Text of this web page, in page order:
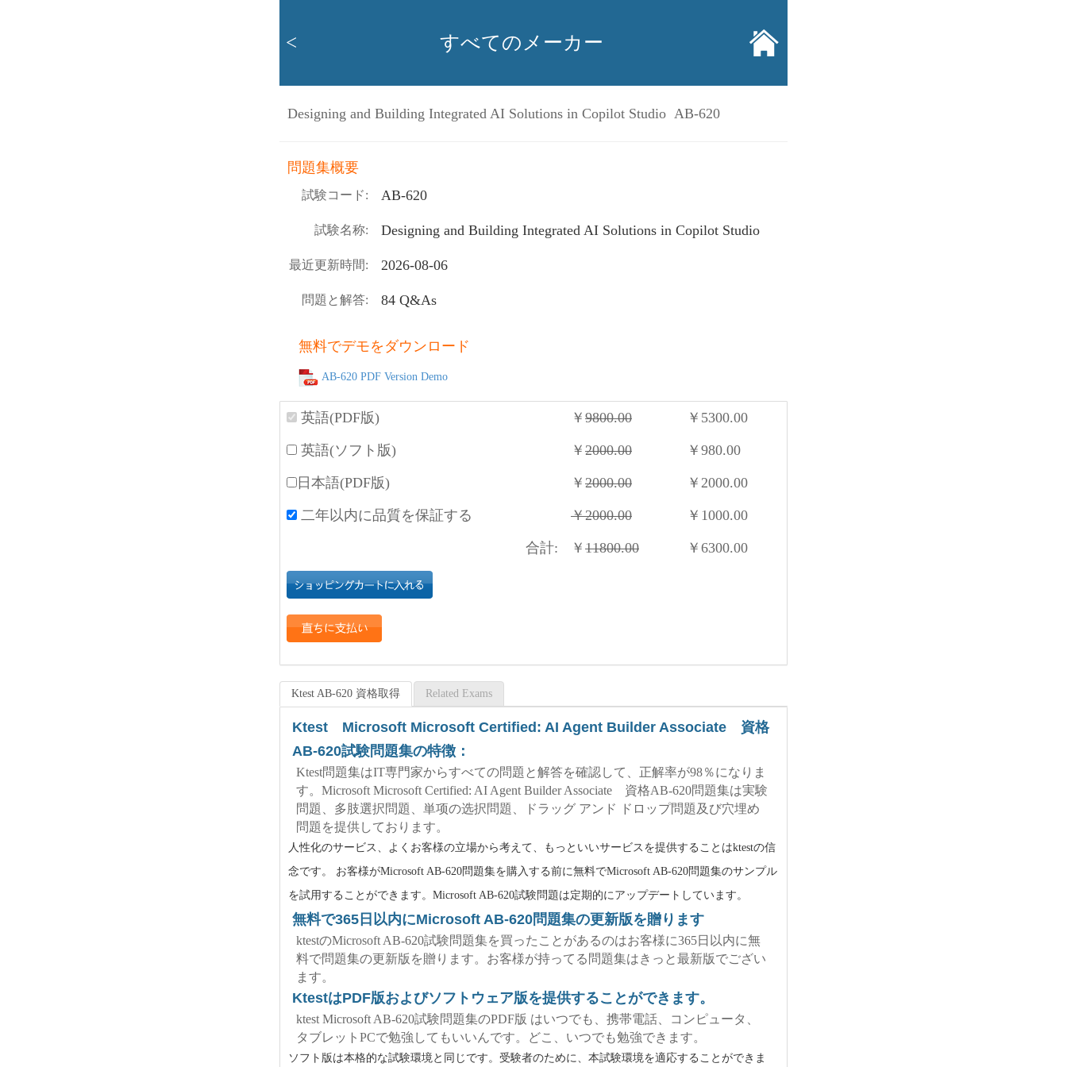
< すべてのメーカー
Designing and Building Integrated AI Solutions in Copilot Studio AB-620
問題集概要
試験コード: AB-620
試験名称: Designing and Building Integrated AI Solutions in Copilot Studio
最近更新時間: 2026-08-06
問題と解答: 84 Q&As
無料でデモをダウンロード
AB-620 PDF Version Demo
英語(PDF版) ￥ 9800.00 ￥ 5300.00
英語(ソフト版) ￥ 2000.00 ￥ 980.00
日本語(PDF版) ￥ 2000.00 ￥ 2000.00
二年以内に品質を保証する ￥2000.00 ￥ 1000.00
合計: ￥ 11800.00 ￥ 6300.00
Ktest AB-620 資格取得 Related Exams
Ktest Microsoft Microsoft Certified: AI Agent Builder Associate 資格
AB-620試験問題集の特徴：
Ktest問題集はIT専門家からすべての問題と解答を確認して、正解率が98％になりま
す。Microsoft Microsoft Certified: AI Agent Builder Associate 資格AB-620問題集は実験
問題、多肢選択問題、単项の选択問題、ドラッグ アンド ドロップ問題及び穴埋め
問題を提供しております。
人性化のサービス、よくお客様の立場から考えて、もっといいサービスを提供することはktestの信
念です。 お客様がMicrosoft AB-620問題集を購入する前に無料でMicrosoft AB-620問題集のサンプル
を試用することができます。Microsoft AB-620試験問題は定期的にアップデートしています。
無料で365日以内にMicrosoft AB-620問題集の更新版を贈ります
ktestのMicrosoft AB-620試験問題集を買ったことがあるのはお客様に365日以内に無
料で問題集の更新版を贈ります。お客様が持ってる問題集はきっと最新版でござい
ます。
KtestはPDF版およびソフトウェア版を提供することができます。
ktest Microsoft AB-620試験問題集のPDF版 はいつでも、携帯電話、コンピュータ、
タブレットPCで勉強してもいいんです。どこ、いつでも勉強できます。
ソフト版は本格的な試験環境と同じです。受験者のために、本試験環境を適応することができま